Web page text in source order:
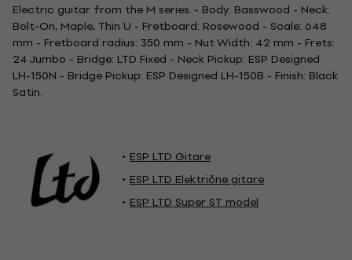
Electric guitar from the M series. - Body: Basswood - Neck:
Bolt-On, Maple, Thin U - Fretboard: Rosewood - Scale: 648
mm - Fretboard radius: 350 mm - Nut Width: 42 mm - Frets:
24 Jumbo - Bridge: LTD Fixed - Neck Pickup: ESP Designed
LH-150N - Bridge Pickup: ESP Designed LH-150B - Finish: Black
Satin.
ESP LTD Gitare
ESP LTD Električne gitare
ESP LTD Super ST model